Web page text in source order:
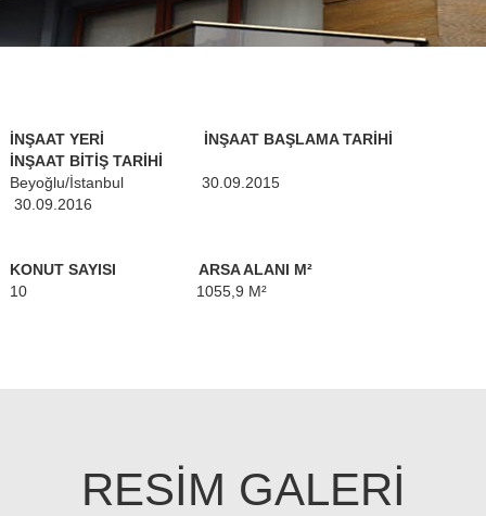
İNŞAAT YERİ İNŞAAT BAŞLAMA TARİHİ
İNŞAAT BİTİŞ TARİHİ
Beyoğlu/İstanbul 30.09.2015
30.09.2016
KONUT SAYISI ARSA ALANI M²
10 1055,9 M²
RESİM GALERİ